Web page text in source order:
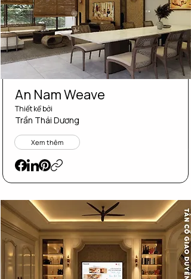
An Nam Weave
Thiết kể bởi
Trần Thái Dương
Xem thêm